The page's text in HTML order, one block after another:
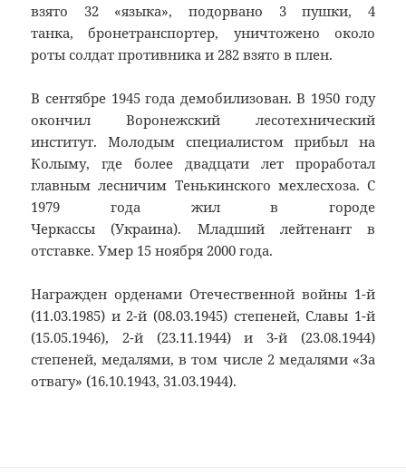
взято 32 «языка», подорвано 3 пушки, 4
танка, бронетранспортер, уничтожено около
роты солдат противника и 282 взято в плен.
В сентябре 1945 года демобилизован. В 1950 году
окончил Воронежский лесотехнический
институт. Молодым специалистом прибыл на
Колыму, где более двадцати лет проработал
главным лесничим Тенькинского мехлесхоза. C
1979 года жил в городе
Черкассы (Украина). Младший лейтенант в
отставке. Умер 15 ноября 2000 года.
Награжден орденами Отечественной войны 1-й
(11.03.1985) и 2-й (08.03.1945) степеней, Славы 1-й
(15.05.1946), 2-й (23.11.1944) и 3-й (23.08.1944)
степеней, медалями, в том числе 2 медалями «За
отвагу» (16.10.1943, 31.03.1944).